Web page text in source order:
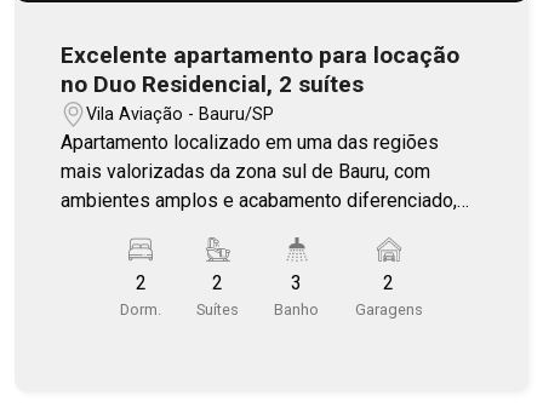
Excelente apartamento para locação
no Duo Residencial, 2 suítes
Vila Aviação - Bauru/SP
Apartamento localizado em uma das regiões
mais valorizadas da zona sul de Bauru, com
ambientes amplos e acabamento diferenciado,
vida. O imóvel está novinho, muito bem
conservado e pronto para morar. Conta com 2
suítes, além de lavabo, oferecendo mais
2
Dorm.
2
Suítes
3
Banho
2
Garagens